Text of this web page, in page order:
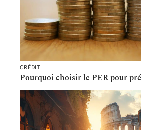
CRÉDIT
Pourquoi choisir le PER pour